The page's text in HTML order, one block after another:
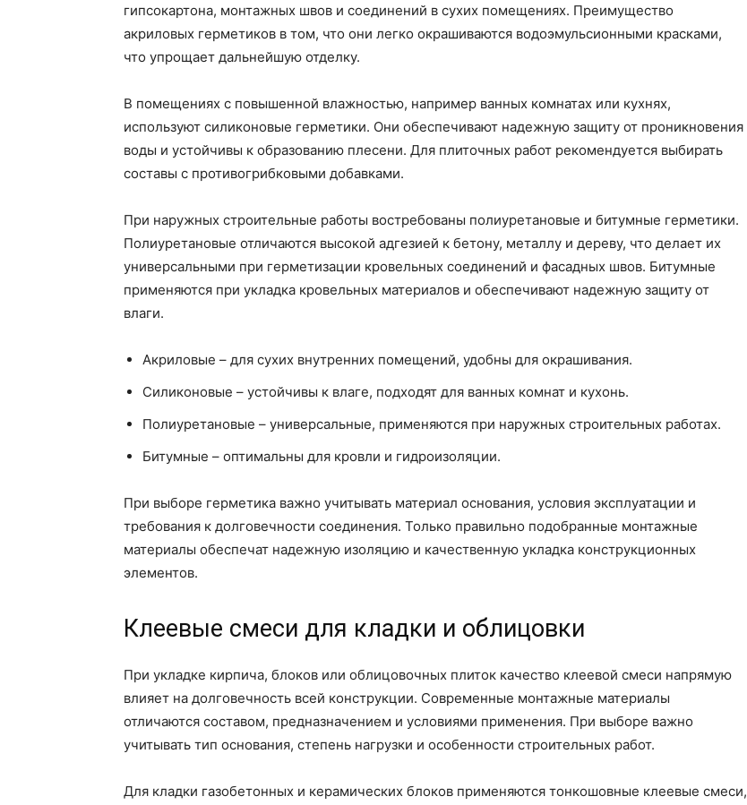
гипсокартона, монтажных швов и соединений в сухих помещениях. Преимущество
акриловых герметиков в том, что они легко окрашиваются водоэмульсионными красками,
что упрощает дальнейшую отделку.
В помещениях с повышенной влажностью, например ванных комнатах или кухнях,
используют силиконовые герметики. Они обеспечивают надежную защиту от проникновения
воды и устойчивы к образованию плесени. Для плиточных работ рекомендуется выбирать
составы с противогрибковыми добавками.
При наружных строительные работы востребованы полиуретановые и битумные герметики.
Полиуретановые отличаются высокой адгезией к бетону, металлу и дереву, что делает их
универсальными при герметизации кровельных соединений и фасадных швов. Битумные
применяются при укладка кровельных материалов и обеспечивают надежную защиту от
влаги.
Акриловые – для сухих внутренних помещений, удобны для окрашивания.
Силиконовые – устойчивы к влаге, подходят для ванных комнат и кухонь.
Полиуретановые – универсальные, применяются при наружных строительных работах.
Битумные – оптимальны для кровли и гидроизоляции.
При выборе герметика важно учитывать материал основания, условия эксплуатации и
требования к долговечности соединения. Только правильно подобранные монтажные
материалы обеспечат надежную изоляцию и качественную укладка конструкционных
элементов.
Клеевые смеси для кладки и облицовки
При укладке кирпича, блоков или облицовочных плиток качество клеевой смеси напрямую
влияет на долговечность всей конструкции. Современные монтажные материалы
отличаются составом, предназначением и условиями применения. При выборе важно
учитывать тип основания, степень нагрузки и особенности строительных работ.
Для кладки газобетонных и керамических блоков применяются тонкошовные клеевые смеси,